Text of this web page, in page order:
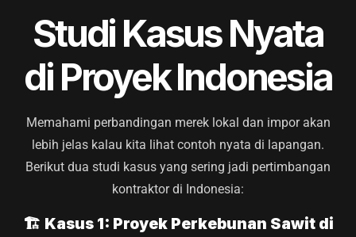
Studi Kasus Nyata
di Proyek Indonesia
Memahami perbandingan merek lokal dan impor akan
lebih jelas kalau kita lihat contoh nyata di lapangan.
Berikut dua studi kasus yang sering jadi pertimbangan
kontraktor di Indonesia:
🏗 Kasus 1: Proyek Perkebunan Sawit di